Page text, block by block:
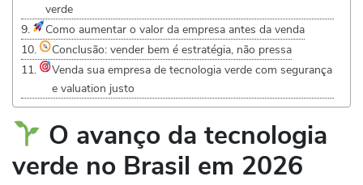
verde
Como aumentar o valor da empresa antes da venda
Conclusão: vender bem é estratégia, não pressa
Venda sua empresa de tecnologia verde com segurança
e valuation justo
O avanço da tecnologia
verde no Brasil em 2026